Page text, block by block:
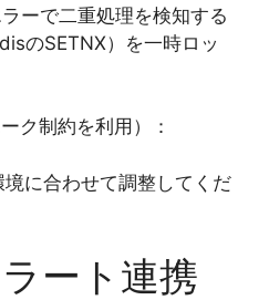
ーで二重処理を検知する
のSETNX）を一時ロッ
ク制約を利用）：
境に合わせて調整してくだ
ート連携